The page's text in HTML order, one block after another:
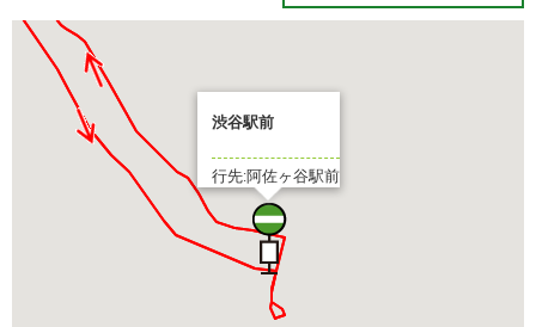
渋谷駅前
行先:阿佐ヶ谷駅前